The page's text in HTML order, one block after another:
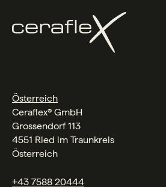
Österreich
Ceraflex® GmbH
Grossendorf 113
4551 Ried im Traunkreis
Österreich
+43 7588 20444